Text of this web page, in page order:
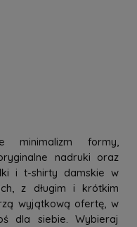
minimalizm formy,
nadruki oraz
i t-shirty damskie w
z długim i krótkim
wyjątkową ofertę, w
dla siebie. Wybieraj